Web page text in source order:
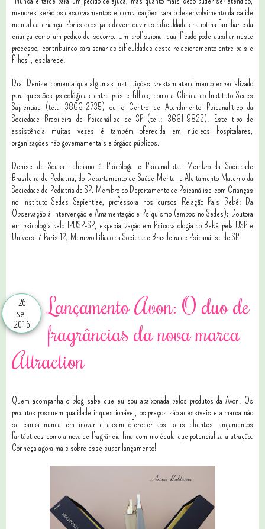
menores serão os desdobramentos e complicações para odesenvolvimento da saúde
mental da criança. Por isso os pais devem ouvir as dificuldades na rotina familiar e da
criança como um pedido de socorro. Um profissional qualificado pode auxiliar neste
processo, contribuindo para sanar as dificuldades deste relacionamento entre pais e
filhos”, esclarece.
Dra. Denise comenta que algumas instituições prestam atendimento especializado
para questões psicológicas entre pais e filhos, como a Clínica do Instituto Sedes
Sapientiae (te.: 3866-2735) ou o Centro de Atendimento Psicanalítico da
Sociedade Brasileira de Psicanálise de SP (tel.: 3661-9822). Este tipo de
assistência muitas vezes é também oferecida em núcleos hospitalares,
organizações não governamentais e órgãos públicos.
Denise de Sousa Feliciano é Psicóloga e Psicanalista. Membro da Sociedade
Brasileira de Pediatria, do Departamento de Saúde Mental e Aleitamento Materno da
Sociedade de Pediatria de SP. Membro do Departamento de Psicanálise com Crianças
no Instituto Sedes Sapientiae, professora nos cursos Relação Pais Bebê: Da
Observação à Intervenção e Amamentação e Psiquismo (ambos no Sedes); Doutora
em psicologia pelo IPUSP-SP, especialização em Psicopatologia do Bebê pela USP e
Université Paris 12; Membro Filiado da Sociedade Brasileira de Psicanálise de SP.
26
set
2016
Lançamento Avon: O duo de
fragrâncias da nova marca
Attraction
Quem acompanha o blog sabe que eu sou apaixonada pelos produtos da Avon. Os
produtos possuem qualidade inquestionável, os preços são acessíveis e a marca não
se cansa nunca em inovar e assim oferecer aos seus clientes lançamentos
fantásticos como a nova de fragrância fina com molécula que potencializa a atração.
Conheça agora mais sobre esse super lançamento!